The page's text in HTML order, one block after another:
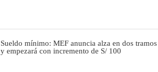
Sueldo mínimo: MEF anuncia alza en dos tramos
y empezará con incremento de S/ 100